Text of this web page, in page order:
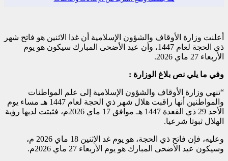
أعلنت وزارة الأوقاف والشؤون الإسلامية أن غدا الاثنين هو فاتح شهر
ذي الحجة لعام 1447، وأن عيد الأضحى المبارك سيكون هو يوم
الأربعاء 27 ماي 2026.
وفي ما يلي نص بلاغ الوزارة :
“تنهي وزارة الأوقاف والشؤون الإسلامية إلى علم المواطنات
والمواطنين أنها راقبت هلال شهر ذي الحجة لعام 1447 هـ مساء يوم
الأحد 29 ذي القعدة 1447 هـ موافق 17 ماي 2026م، فثبتت لديها رؤية
الهلال ثبوتا شرعيا.
وعليه، فإن فاتح ذي الحجة، هو يوم غد الإثنين 18 ماي 2026 م،
وسيكون عيد الأضحى المبارك هو يوم الأربعاء 27 ماي 2026م.